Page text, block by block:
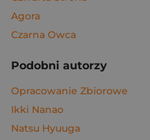
Agora
Czarna Owca
Podobni autorzy
Opracowanie Zbiorowe
Ikki Nanao
Natsu Hyuuga